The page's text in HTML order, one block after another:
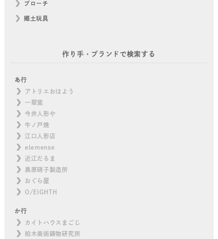
ブローチ
郷土玩具
作り手・ブランドで検索する
あ行
アトリエおはよう
一翠窯
今井人形や
牛ノ戸焼
江口人形店
elemense
近江だるま
奥原硝子製造所
おぐら屋
O/EIGHTH
か行
カイトハウスまごじ
柏木美術鋳物研究所